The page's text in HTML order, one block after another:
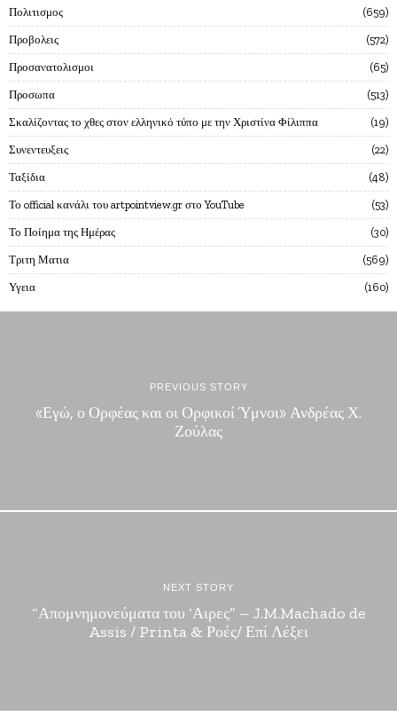
Πολιτισμος 659
Προβολεις 572
Προσανατολισμοι 65
Προσωπα 513
Σκαλίζοντας το χθες στον ελληνικό τύπο με την Χριστίνα Φίλιππα 19
Συνεντευξεις 22
Ταξίδια 48
Το official κανάλι του artpointview.gr στο YouTube 53
Το Ποίημα της Ημέρας 30
Τριτη Ματια 569
Υγεια 160
PREVIOUS STORY
«Εγώ, ο Ορφέας και οι Ορφικοί Ύμνοι» Ανδρέας Χ.
Ζούλας
NEXT STORY
“Απομνημονεύματα του ‘Αιρες” – J.M.Machado de
Assis / Printa & Ροές/ Επί Λέξει